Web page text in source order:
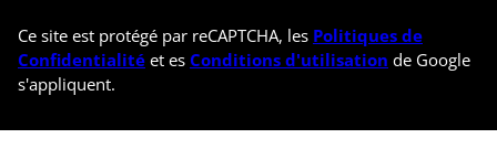
Ce site est protégé par reCAPTCHA, les Politiques de
Confidentialité et es Conditions d'utilisation de Google
s'appliquent.